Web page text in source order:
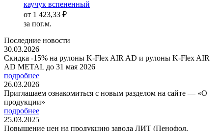
каучук вспененный
от 1 423,33 ₽
за пог.м.
Последние новости
30.03.2026
Скидка -15% на рулоны K-Flex AIR AD и рулоны K-Flex AIR
AD METAL до 31 мая 2026
подробнее
26.03.2026
Приглашаем ознакомиться с новым разделом на сайте — «О
продукции»
подробнее
25.03.2025
Повышение цен на продукцию завода ЛИТ (Пенофол,